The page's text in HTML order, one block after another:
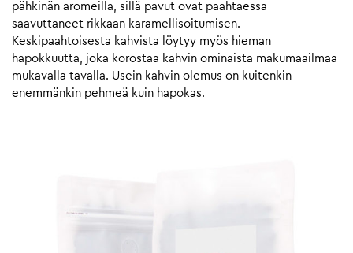
pähkinän aromeilla, sillä pavut ovat paahtaessa
saavuttaneet rikkaan karamellisoitumisen.
Keskipaahtoisesta kahvista löytyy myös hieman
hapokkuutta, joka korostaa kahvin ominaista makumaailmaa
mukavalla tavalla. Usein kahvin olemus on kuitenkin
enemmänkin pehmeä kuin hapokas.